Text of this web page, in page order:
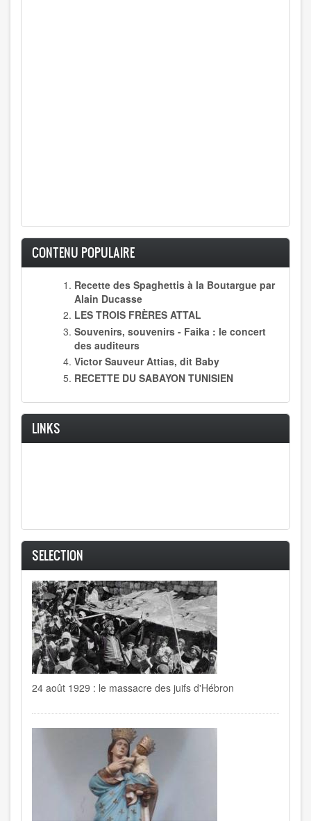
CONTENU POPULAIRE
Recette des Spaghettis à la Boutargue par
Alain Ducasse
LES TROIS FRÈRES ATTAL
Souvenirs, souvenirs - Faika : le concert
des auditeurs
Victor Sauveur Attias, dit Baby
RECETTE DU SABAYON TUNISIEN
LINKS
SELECTION
24 août 1929 : le massacre des juifs d'Hébron